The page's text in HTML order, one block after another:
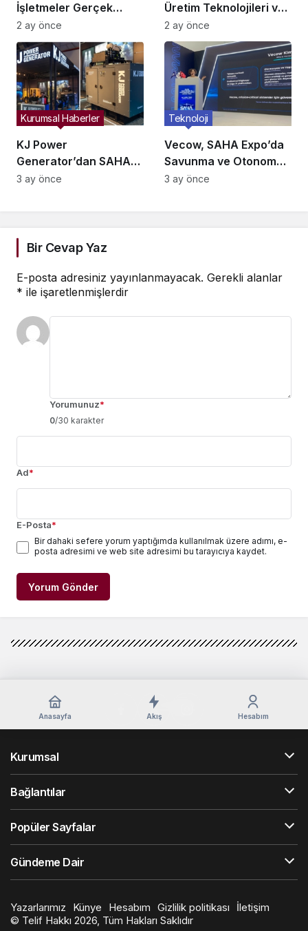
İşletmeler Gerçek
Hayatta da Kaybolur
mu?
2 ay önce
Üretim Teknolojileri ve
Dijital Ticaret
İstanbul’da Buluşuyor
2 ay önce
KJ Power
Generator’dan SAHA
Expo’da Savunmaya
Kurumsal Haberler
3 ay önce
Vecow, SAHA Expo’da
Savunma ve Otonom
Sistemler İçin Yeni
Teknoloji
3 ay önce
Bir Cevap Yaz
E-posta adresiniz yayınlanmayacak. Gerekli alanlar
* ile işaretlenmişlerdir
Yorumunuz*
0/30 karakter
Ad*
E-Posta*
Bir dahaki sefere yorum yaptığımda kullanılmak üzere adımı, e-
posta adresimi ve web site adresimi bu tarayıcıya kaydet.
Yorum Gönder
Anasayfa Akış Hesabım
Kurumsal
Bağlantılar
Popüler Sayfalar
Gündeme Dair
Yazarlarımız Künye Hesabım Gizlilik politikası
İletişim
© Telif Hakkı 2026, Tüm Hakları Saklıdır